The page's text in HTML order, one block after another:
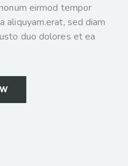
eirmod tempor
aliquyam.erat, sed diam
duo dolores et ea